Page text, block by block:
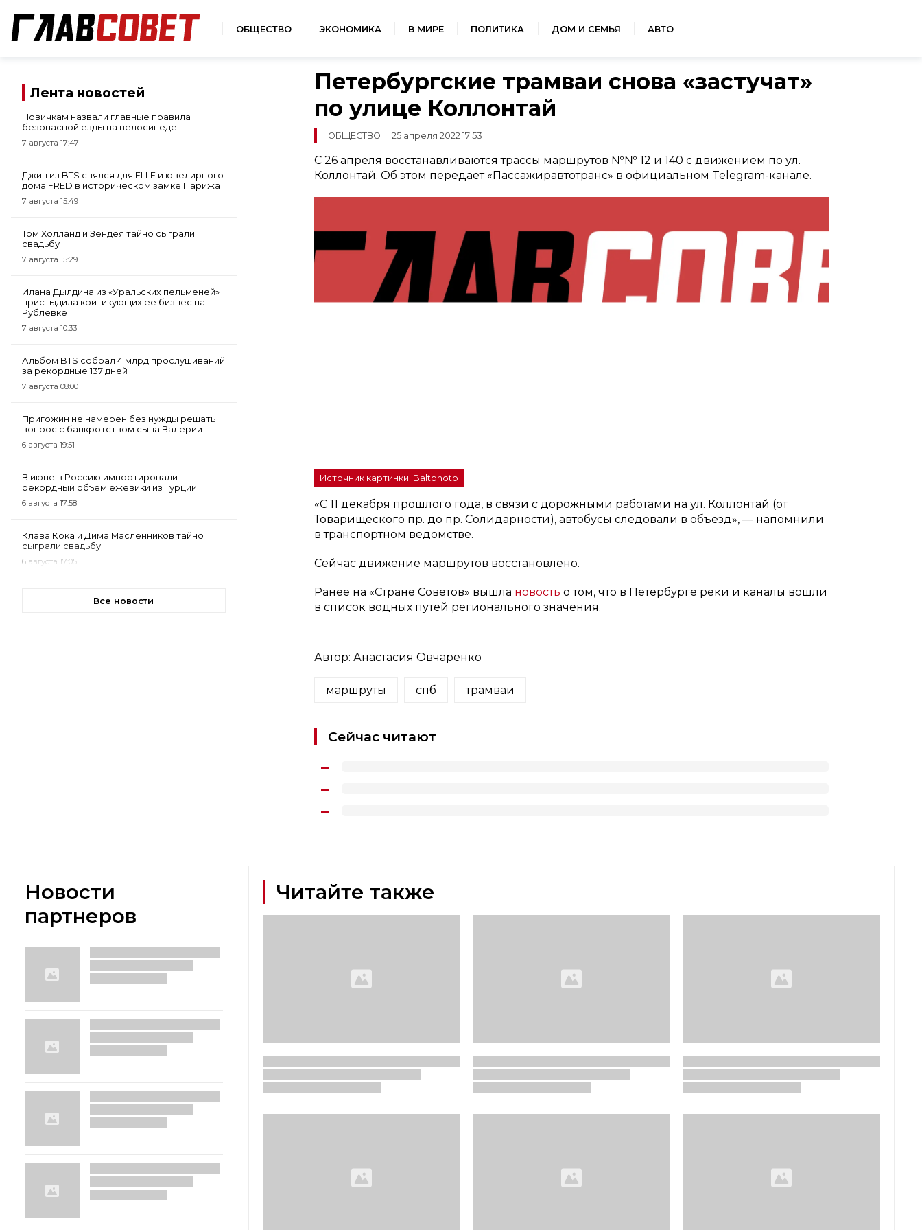
ОБЩЕСТВО ЭКОНОМИКА В МИРЕ ПОЛИТИКА ДОМ И СЕМЬЯ АВТО
Лента новостей
Новичкам назвали главные правила
безопасной езды на велосипеде
7 августа 17:47
Джин из BTS снялся для ELLE и ювелирного
дома FRED в историческом замке Парижа
7 августа 15:49
Том Холланд и Зендея тайно сыграли
свадьбу
7 августа 15:29
Илана Дылдина из «Уральских пельменей»
пристыдила критикующих ее бизнес на
Рублевке
7 августа 10:33
Альбом BTS собрал 4 млрд прослушиваний
за рекордные 137 дней
7 августа 08:00
Пригожин не намерен без нужды решать
вопрос с банкротством сына Валерии
6 августа 19:51
В июне в Россию импортировали
рекордный объем ежевики из Турции
6 августа 17:58
Клава Кока и Дима Масленников тайно
сыграли свадьбу
6 августа 17:05
Все новости
Петербургские трамваи снова «застучат»
по улице Коллонтай
ОБЩЕСТВО 25 апреля 2022 17:53
С 26 апреля восстанавливаются трассы маршрутов №№ 12 и 140 с движением по ул.
Коллонтай. Об этом передает «Пассажиравтотранс» в официальном Telegram-канале.
Источник картинки: Baltphoto
«С 11 декабря прошлого года, в связи с дорожными работами на ул. Коллонтай (от
Товарищеского пр. до пр. Солидарности), автобусы следовали в объезд», — напомнили
в транспортном ведомстве.
Сейчас движение маршрутов восстановлено.
Ранее на «Стране Советов» вышла новость о том, что в Петербурге реки и каналы вошли
в список водных путей регионального значения.
Автор: Анастасия Овчаренко
маршруты спб трамваи
Сейчас читают
Новости
партнеров
Читайте также